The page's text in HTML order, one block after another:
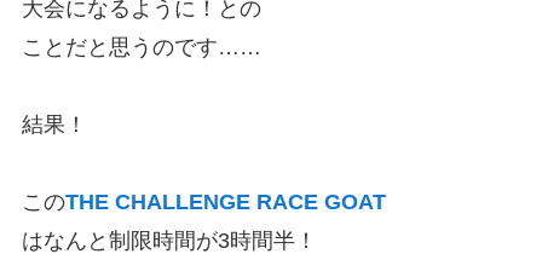
大会になるように！との
ことだと思うのです……
結果！
このTHE CHALLENGE RACE GOAT
はなんと制限時間が3時間半！